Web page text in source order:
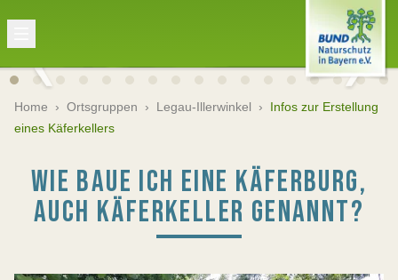
Home › Ortsgruppen › Legau-Illerwinkel › Infos zur Erstellung
eines Käferkellers
WIE BAUE ICH EINE KÄFERBURG,
AUCH KÄFERKELLER GENANNT?